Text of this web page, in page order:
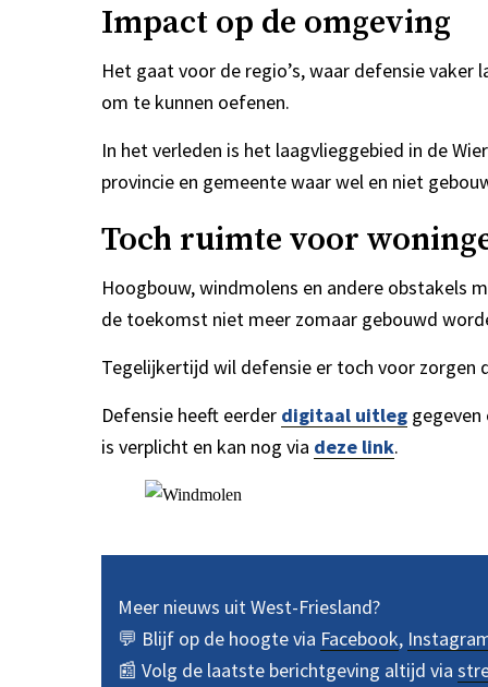
Impact op de omgeving
Het gaat voor de regio’s, waar defensie
om te kunnen oefenen.
In het verleden is het laagvlieggebied in de
provincie en gemeente waar wel en niet
Toch ruimte voor
Hoogbouw, windmolens en andere obstakels
de toekomst niet meer zomaar gebouwd
Tegelijkertijd wil defensie er toch voor zorgen
Defensie heeft eerder digitaal uitleg
is verplicht en kan nog via deze link.
Meer nieuws uit West-Friesland?
💬 Blijf op de hoogte via Facebook,
📰 Volg de laatste berichtgeving altijd via